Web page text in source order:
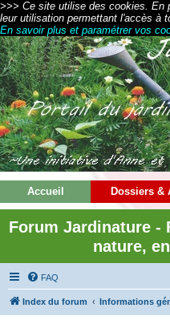
>>> Ce site utilise des cookies. En
leur utilisation permettant l'accès à
En savoir plus et paramétrer vos
Accueil Dossiers &
Forum Jardinature -
nature,
FAQ
Index du forum Informations